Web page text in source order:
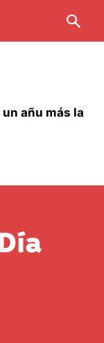
añu más la